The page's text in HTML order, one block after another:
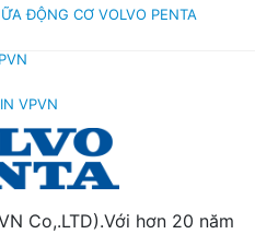
ĐỘNG CƠ VOLVO PENTA
VPVN
Co,.LTD).Với hơn 20 năm